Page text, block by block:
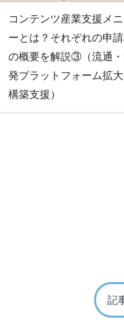
コンテンツ産業支援メニ
ーとは？それぞれの申
の概要を解説③（流通
発プラットフォーム拡大
構築支援）
記